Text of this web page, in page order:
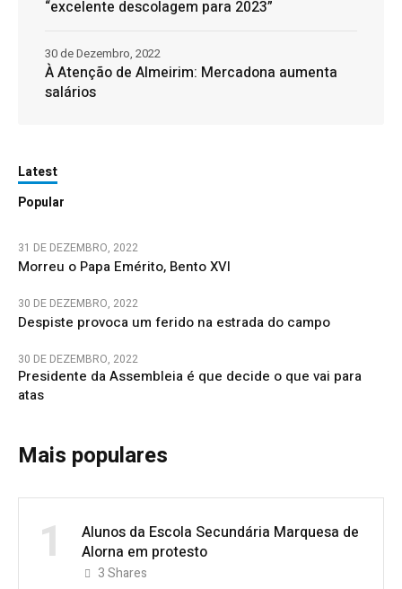
“excelente descolagem para 2023”
À Atenção de Almeirim: Mercadona aumenta
salários
30 de Dezembro, 2022
Latest
Popular
31 DE DEZEMBRO, 2022
Morreu o Papa Emérito, Bento XVI
30 DE DEZEMBRO, 2022
Despiste provoca um ferido na estrada do campo
30 DE DEZEMBRO, 2022
Presidente da Assembleia é que decide o que vai para
atas
Mais populares
1
Alunos da Escola Secundária Marquesa de
Alorna em protesto
3Shares